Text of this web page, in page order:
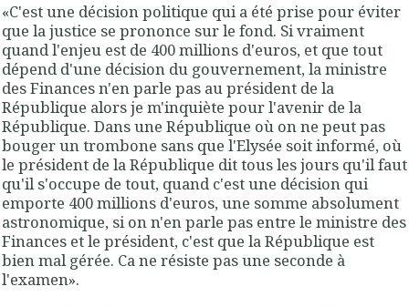
«C'est une décision politique qui a été prise pour éviter
que la justice se prononce sur le fond. Si vraiment
quand l'enjeu est de 400 millions d'euros, et que tout
dépend d'une décision du gouvernement, la ministre
des Finances n'en parle pas au président de la
République alors je m'inquiète pour l'avenir de la
République. Dans une République où on ne peut pas
bouger un trombone sans que l'Elysée soit informé, où
le président de la République dit tous les jours qu'il faut
qu'il s'occupe de tout, quand c'est une décision qui
emporte 400 millions d'euros, une somme absolument
astronomique, si on n'en parle pas entre le ministre des
Finances et le président, c'est que la République est
bien mal gérée. Ca ne résiste pas une seconde à
l'examen».